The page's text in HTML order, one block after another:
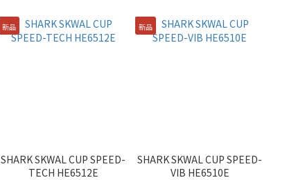
新品
SHARK SKWAL CUP SPEED-
TECH HE6512E
新品
SHARK SKWAL CUP SPEED-
VIB HE6510E